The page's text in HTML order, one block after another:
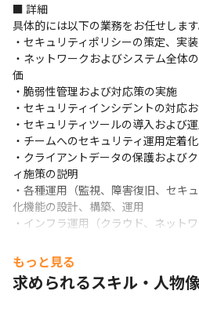
■ 詳細
具体的には以下の業務をお任せします
・セキュリティポリシーの策定、実装
・ネットワークおよびシステム全体
価
・脆弱性管理および対応策の実施
・セキュリティインシデントの対応
・セキュリティツールの導入および
・チームへのセキュリティ運用定着化
・クライアントデータの保護および
ィ施策の説明
・各種運用（監視、障害復旧、セキ
化機能の設計、構築、運用
・インフラ運用（クラウド、ネットワ
・セキュリティの専門知識を活かし
上させる責任を持つポジションです
もっと見る
求められるスキル・人物